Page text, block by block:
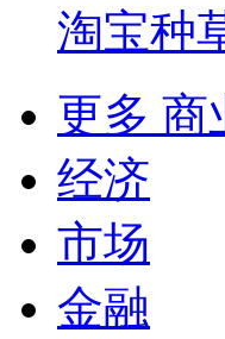
淘宝种
更多 商
经济
市场
金融